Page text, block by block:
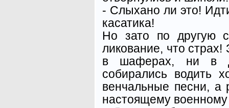
- Слыхано ли это!
касатика!
Но зато по другую
ликование, что
в шаферах, ни в
собирались водить
венчальные песни, а
настоящему